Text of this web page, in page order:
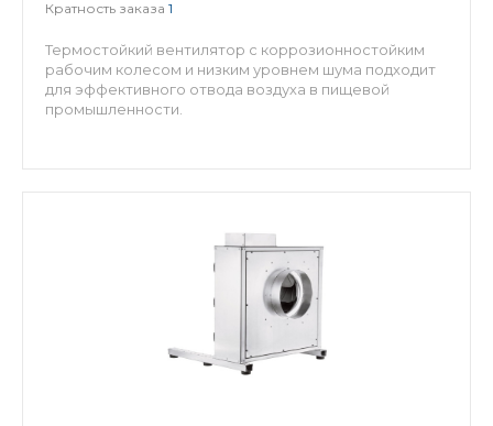
Кратность заказа 1
Термостойкий вентилятор с коррозионностойким
рабочим колесом и низким уровнем шума подходит
для эффективного отвода воздуха в пищевой
промышленности.